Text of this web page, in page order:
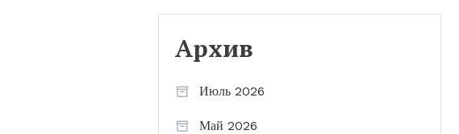
Архив
Июль 2026
Май 2026